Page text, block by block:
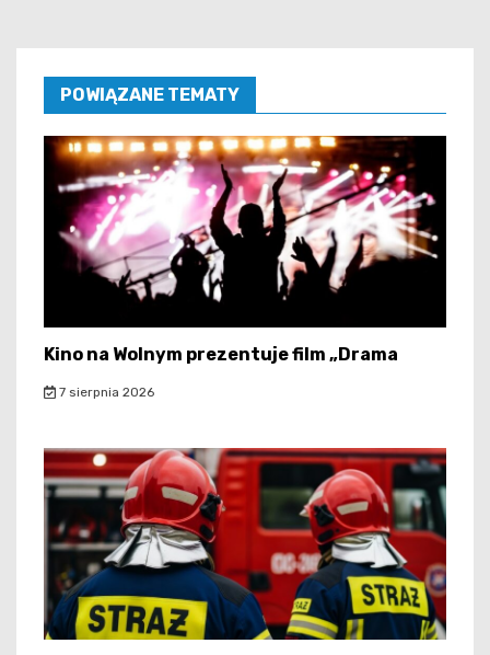
POWIĄZANE TEMATY
Kino na Wolnym prezentuje film „Drama
7 sierpnia 2026